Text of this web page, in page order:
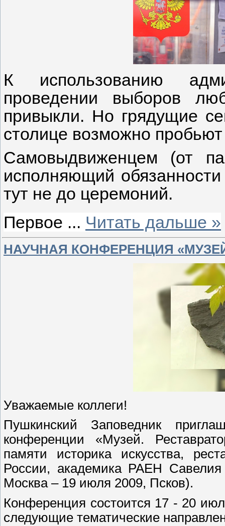
К использованию
проведении выборов
привыкли. Но грядущие
столице возможно
Самовыдвиженцем (от
исполняющий
тут не до церемоний.
Первое ... Читать дальше »
НАУЧНАЯ КОНФЕРЕНЦИЯ
Уважаемые коллеги!
Пушкинский Заповедник
конференции «Музей.
памяти историка искусства,
России, академика РАЕН
Москва – 19 июля 2009, Псков).
Конференция состоится 17 - 20
следующие тематические